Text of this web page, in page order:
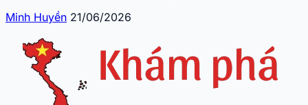
Minh Huyền 21/06/2026